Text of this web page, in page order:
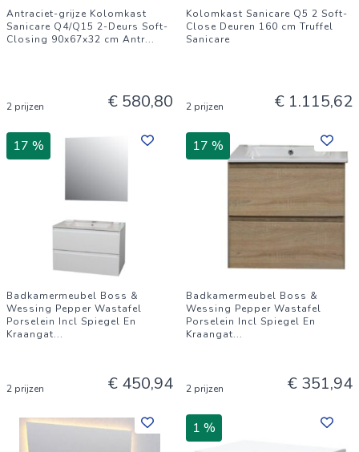
Antraciet-grijze Kolomkast
Sanicare Q4/Q15 2-Deurs Soft-
Closing 90x67x32 cm Antr...
2 prijzen € 580,80
Kolomkast Sanicare Q5 2 Soft-
Close Deuren 160 cm Truffel
Sanicare
2 prijzen € 1.115,62
17 %
Badkamermeubel Boss &
Wessing Pepper Wastafel
Porselein Incl Spiegel En
Kraangat...
2 prijzen € 450,94
17 %
Badkamermeubel Boss &
Wessing Pepper Wastafel
Porselein Incl Spiegel En
Kraangat...
2 prijzen € 351,94
1 %